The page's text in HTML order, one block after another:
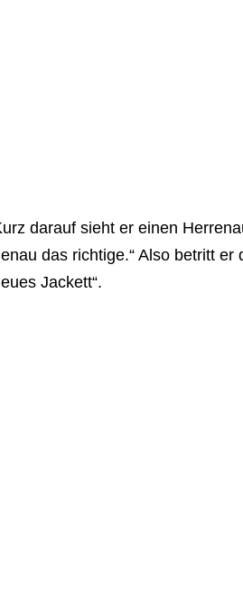
darauf sieht er einen
das richtige.“ Also betritt
Jackett“.